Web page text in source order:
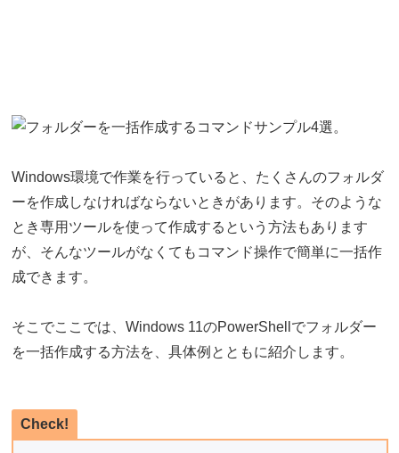
Windows環境で作業を行っていると、たくさんのフォルダ
ーを作成しなければならないときがあります。そのような
とき専用ツールを使って作成するという方法もあります
が、そんなツールがなくてもコマンド操作で簡単に一括作
成できます。
そこでここでは、Windows 11のPowerShellでフォルダー
を一括作成する方法を、具体例とともに紹介します。
Check!